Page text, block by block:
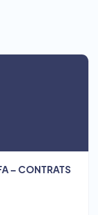
– CONTRATS